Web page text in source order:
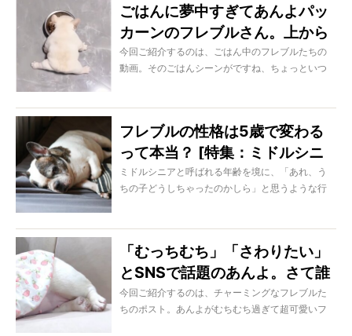
ごはんに夢中すぎてあんよパッ
カーンのフレブルさん。上から
見たらすごく可愛い【動画】
今回ご紹介するのは、ごはん中のフレブルたちの
動画。そのごはんシーンがですね、ちょっといつ
フレブルの性格は5歳で変わる
って本当？ [特集：ミドルシニ
アLIFE]
ミドルシニアと呼ばれる年齢を境に、「あれ、う
ちの子どうしちゃったのかしら」と思うような行
が、なんだか物静かに感じたり、今まで喜んでい
たドッグランに興味を失ったり。こういった心の
変化を目の当たりにすると、どこか調子が悪いの
かなと私たちオーナーは不安になってしまうけれ
「むっちむち」「さわりたい」
とSNSで話題のあんよ。さて誰
のでしょう？【フレブル動画】
今回ご紹介するのは、チャーミングなフレブルた
ちのポスト。あんよがむちむち過ぎて超可愛いフ